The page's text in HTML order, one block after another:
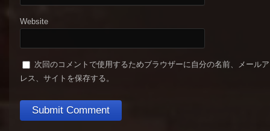
Website
次回のコメントで使用するためブラウザーに自分の名前、メール
レス、サイトを保存する。